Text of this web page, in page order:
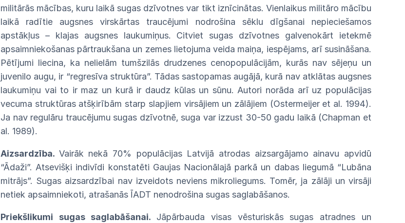
militārās mācības, kuru laikā sugas dzīvotnes var tikt iznīcinātas. Vienlaikus militāro mācību
laikā radītie augsnes virskārtas traucējumi nodrošina sēklu dīgšanai nepieciešamos
apstākļus –
klajas augsnes laukumiņus. Citviet sugas dzīvotnes galvenokārt ietekmē
apsaimniekošanas pārtraukšana un zemes lietojuma veida maiņa, iespējams, arī susināšana.
Pētījumi liecina, ka nelielām tumšzilās drudzenes cenopopulācijām, kurās nav sējeņu un
juvenilo augu, ir “regresīva struktūra”. Tādas sastopamas augājā, kurā nav atklātas augsnes
laukumiņu vai to ir maz un kurā ir daudz kūlas un sūnu. Autori norāda arī uz populācijas
vecuma struktūras atšķirībām starp slapjiem virsājiem un zālājiem (Ostermeijer et al. 1994).
Ja nav regulāru traucējumu sugas dzīvotnē, suga var izzust 30-50 gadu laikā (Chapman et
al. 1989).
Aizsardzība. Vairāk nekā 70% populācijas Latvijā atrodas aizsargājamo ainavu apvidū
“Ādaži”. Atsevišķi indivīdi konstatēti Gaujas Nacionālajā parkā un dabas liegumā “Lubāna
mitrājs”. Sugas aizsardzībai nav izveidots neviens mikroliegums. Tomēr, ja zālāji un virsāji
netiek apsaimniekoti, atrašanās ĪADT nenodrošina sugas saglabāšanos.
Priekšlikumi sugas saglabāšanai. Jāpārbauda visas vēsturiskās sugas atradnes un